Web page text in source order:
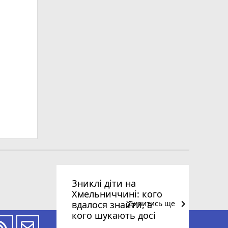
Зниклі діти на
Хмельниччині: кого
вдалося знайти, а
кого шукають досі
Дивитись ще keyboard_arrow_right